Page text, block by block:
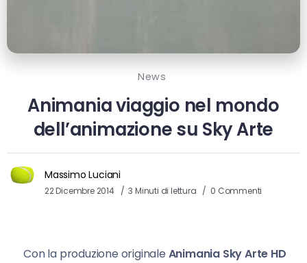
News
Animania viaggio nel mondo
dell’animazione su Sky Arte
Massimo Luciani
22 Dicembre 2014 3 Minuti di lettura 0 Commenti
Con la produzione originale Animania Sky Arte HD